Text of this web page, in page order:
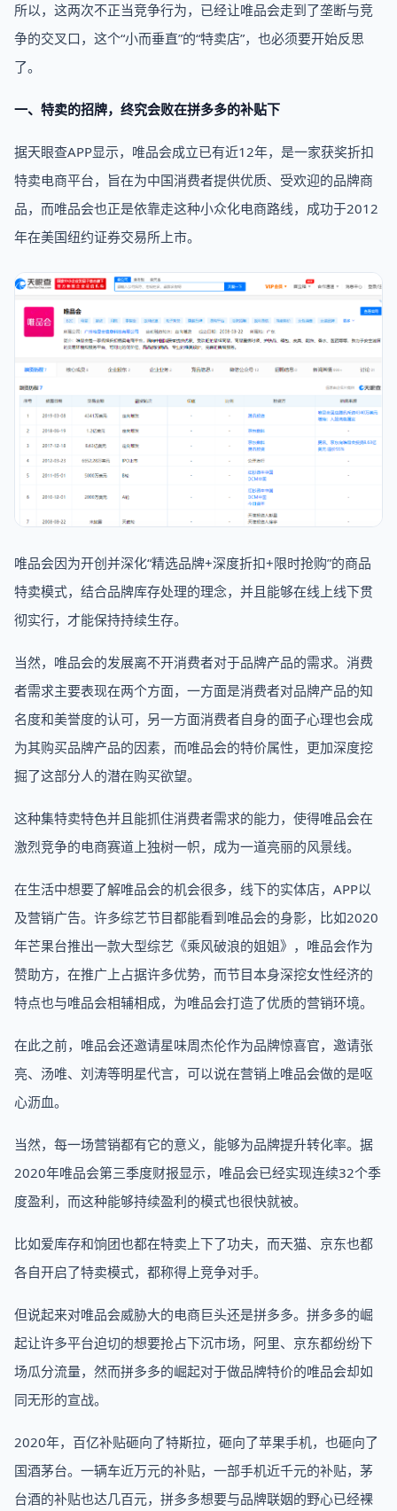
所以，这两次不正当竞争行为，已经让唯品会走到了垄断与竞
争的交叉口，这个“小而垂直”的“特卖店”，也必须要开始反思
了。
一、特卖的招牌，终究会败在拼多多的补贴下
据天眼查APP显示，唯品会成立已有近12年，是一家获奖折扣
特卖电商平台，旨在为中国消费者提供优质、受欢迎的品牌商
品，而唯品会也正是依靠走这种小众化电商路线，成功于2012
年在美国纽约证券交易所上市。
唯品会因为开创并深化“精选品牌+深度折扣+限时抢购”的商品
特卖模式，结合品牌库存处理的理念，并且能够在线上线下贯
彻实行，才能保持持续生存。
当然，唯品会的发展离不开消费者对于品牌产品的需求。消费
者需求主要表现在两个方面，一方面是消费者对品牌产品的知
名度和美誉度的认可，另一方面消费者自身的面子心理也会成
为其购买品牌产品的因素，而唯品会的特价属性，更加深度挖
掘了这部分人的潜在购买欲望。
这种集特卖特色并且能抓住消费者需求的能力，使得唯品会在
激烈竞争的电商赛道上独树一帜，成为一道亮丽的风景线。
在生活中想要了解唯品会的机会很多，线下的实体店，APP以
及营销广告。许多综艺节目都能看到唯品会的身影，比如2020
年芒果台推出一款大型综艺《乘风破浪的姐姐》，唯品会作为
赞助方，在推广上占据许多优势，而节目本身深挖女性经济的
特点也与唯品会相辅相成，为唯品会打造了优质的营销环境。
在此之前，唯品会还邀请星味周杰伦作为品牌惊喜官，邀请张
亮、汤唯、刘涛等明星代言，可以说在营销上唯品会做的是呕
心沥血。
当然，每一场营销都有它的意义，能够为品牌提升转化率。据
2020年唯品会第三季度财报显示，唯品会已经实现连续32个季
度盈利，而这种能够持续盈利的模式也很快就被。
比如爱库存和饷团也都在特卖上下了功夫，而天猫、京东也都
各自开启了特卖模式，都称得上竞争对手。
但说起来对唯品会威胁大的电商巨头还是拼多多。拼多多的崛
起让许多平台迫切的想要抢占下沉市场，阿里、京东都纷纷下
场瓜分流量，然而拼多多的崛起对于做品牌特价的唯品会却如
同无形的宣战。
2020年，百亿补贴砸向了特斯拉，砸向了苹果手机，也砸向了
国酒茅台。一辆车近万元的补贴，一部手机近千元的补贴，茅
台酒的补贴也达几百元，拼多多想要与品牌联姻的野心已经裸